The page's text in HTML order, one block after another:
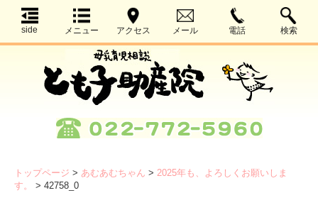
side メニュー アクセス メール 電話 検索
トップページ > あむあむちゃん > 2025年も、よろしくお願いしま
す。
> 42758_0